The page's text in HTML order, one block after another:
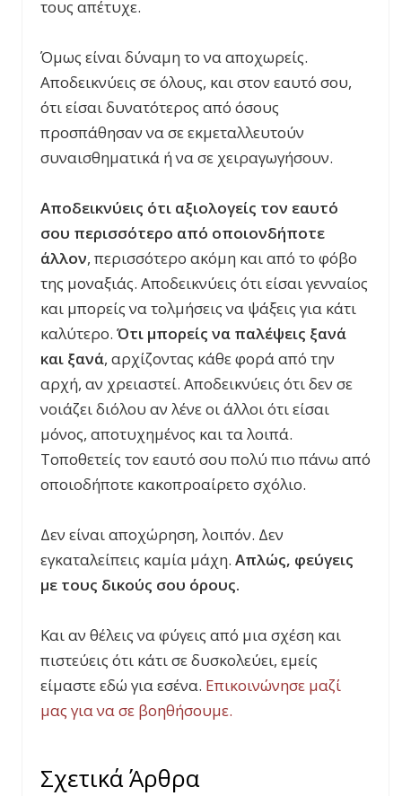
τους απέτυχε.
Όμως είναι δύναμη το να αποχωρείς.
Αποδεικνύεις σε όλους, και στον εαυτό σου,
ότι είσαι δυνατότερος από όσους
προσπάθησαν να σε εκμεταλλευτούν
συναισθηματικά ή να σε χειραγωγήσουν.
Αποδεικνύεις ότι αξιολογείς τον εαυτό
σου περισσότερο από οποιονδήποτε
άλλον, περισσότερο ακόμη και από το φόβο
της μοναξιάς. Αποδεικνύεις ότι είσαι γενναίος
και μπορείς να τολμήσεις να ψάξεις για κάτι
καλύτερο. Ότι μπορείς να παλέψεις ξανά
και ξανά, αρχίζοντας κάθε φορά από την
αρχή, αν χρειαστεί. Αποδεικνύεις ότι δεν σε
νοιάζει διόλου αν λένε οι άλλοι ότι είσαι
μόνος, αποτυχημένος και τα λοιπά.
Τοποθετείς τον εαυτό σου πολύ πιο πάνω από
οποιοδήποτε κακοπροαίρετο σχόλιο.
Δεν είναι αποχώρηση, λοιπόν. Δεν
εγκαταλείπεις καμία μάχη. Απλώς, φεύγεις
με τους δικούς σου όρους.
Και αν θέλεις να φύγεις από μια σχέση και
πιστεύεις ότι κάτι σε δυσκολεύει, εμείς
είμαστε εδώ για εσένα. Επικοινώνησε μαζί
μας για να σε βοηθήσουμε.
Σχετικά Άρθρα